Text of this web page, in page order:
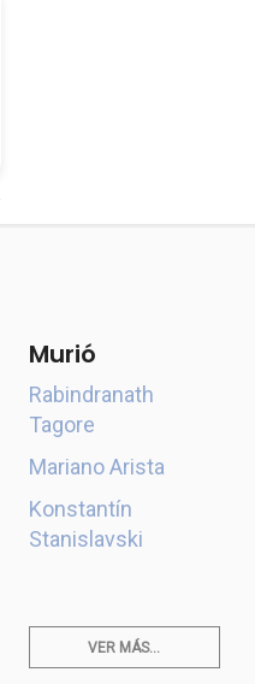
Murió
Rabindranath
Tagore
Mariano Arista
Konstantín
Stanislavski
VER MÁS...